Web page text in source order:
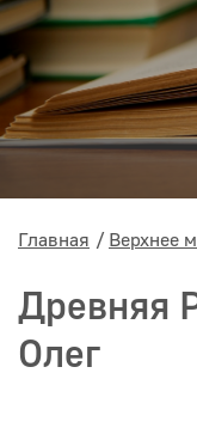
Главная Верхнее
Древняя
Олег